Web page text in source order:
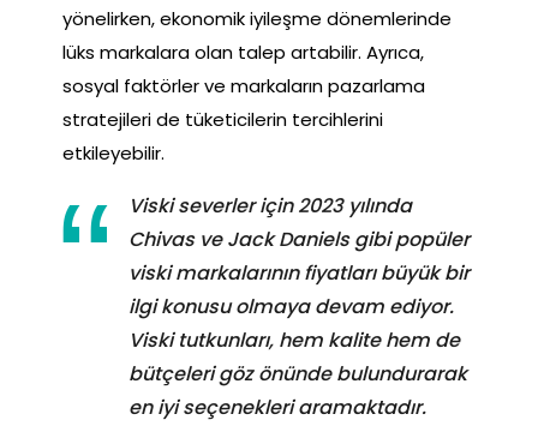
yönelirken, ekonomik iyileşme dönemlerinde
lüks markalara olan talep artabilir. Ayrıca,
sosyal faktörler ve markaların pazarlama
stratejileri de tüketicilerin tercihlerini
etkileyebilir.
Viski severler için 2023 yılında
Chivas ve Jack Daniels gibi popüler
viski markalarının fiyatları büyük bir
ilgi konusu olmaya devam ediyor.
Viski tutkunları, hem kalite hem de
bütçeleri göz önünde bulundurarak
en iyi seçenekleri aramaktadır.